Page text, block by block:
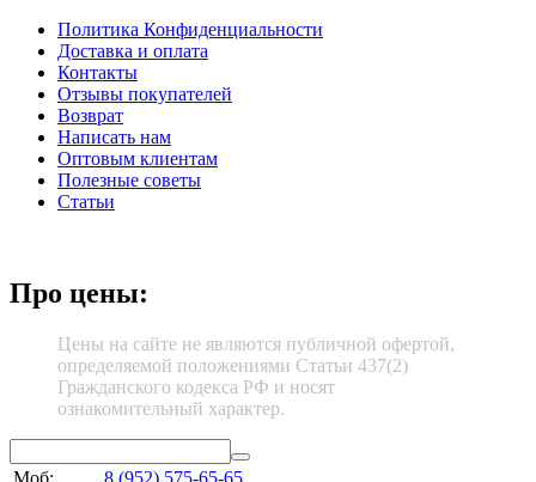
Политика Конфиденциальности
Доставка и оплата
Контакты
Отзывы покупателей
Возврат
Написать нам
Оптовым клиентам
Полезные советы
Статьи
Про цены:
Цены на сайте не являются публичной офертой,
определяемой положениями Статьи 437(2)
Гражданского кодекса РФ и носят
ознакомительный характер.
Моб: 8 (952) 575-65-65